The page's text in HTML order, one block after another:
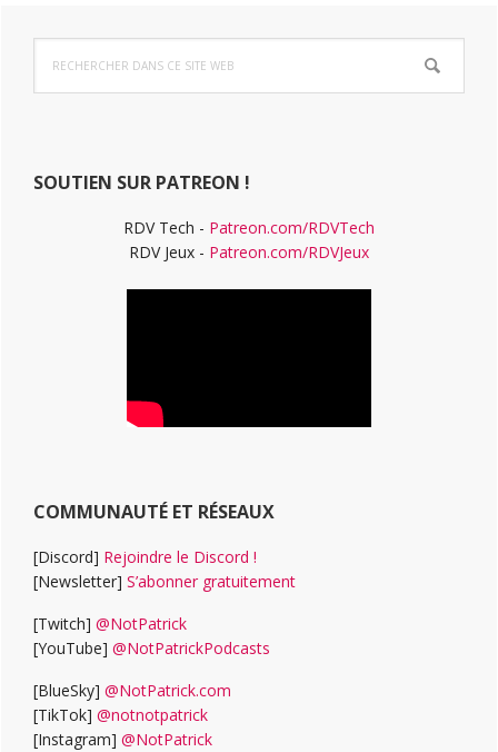
Barre
latérale
dans
ce
SOUTIEN SUR PATREON !
RDV Tech - Patreon.com/RDVTech
RDV Jeux - Patreon.com/RDVJeux
COMMUNAUTÉ ET RÉSEAUX
[Discord] Rejoindre le Discord !
[Newsletter] S’abonner gratuitement
[Twitch] @NotPatrick
[YouTube] @NotPatrickPodcasts
[BlueSky] @NotPatrick.com
[TikTok] @notnotpatrick
[Instagram] @NotPatrick